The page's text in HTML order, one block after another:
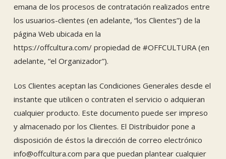
emana de los procesos de contratación realizados entre
los usuarios-clientes (en adelante, “los Clientes”) de la
página Web ubicada en la
https://offcultura.com/ propiedad de #OFFCULTURA (en
adelante, “el Organizador”).
Los Clientes aceptan las Condiciones Generales desde el
instante que utilicen o contraten el servicio o adquieran
cualquier producto. Este documento puede ser impreso
y almacenado por los Clientes. El Distribuidor pone a
disposición de éstos la dirección de correo electrónico
info@offcultura.com para que puedan plantear cualquier